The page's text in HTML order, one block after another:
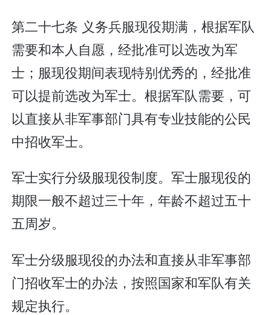
第二十七条 义务兵服现役期满，根据军队
需要和本人自愿，经批准可以选改为军
士；服现役期间表现特别优秀的，经批准
可以提前选改为军士。根据军队需要，可
以直接从非军事部门具有专业技能的公民
中招收军士。
军士实行分级服现役制度。军士服现役的
期限一般不超过三十年，年龄不超过五十
五周岁。
军士分级服现役的办法和直接从非军事部
门招收军士的办法，按照国家和军队有关
规定执行。